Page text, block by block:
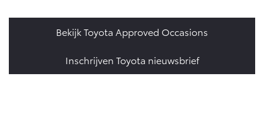
Bekijk Toyota Approved Occasions
Inschrijven Toyota nieuwsbrief